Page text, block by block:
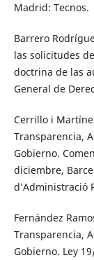
Madrid: Tecnos.
Barrero
las solicitudes
doctrina de las
General de
Cerrillo i
Transparencia,
Gobierno.
diciembre,
d’Administració
Fernández
Transparencia,
Gobierno. Ley